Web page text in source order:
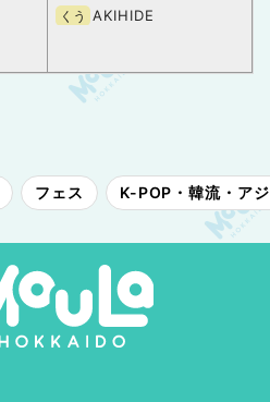
くう AKIHIDE
フェス K-POP・韓流・ア